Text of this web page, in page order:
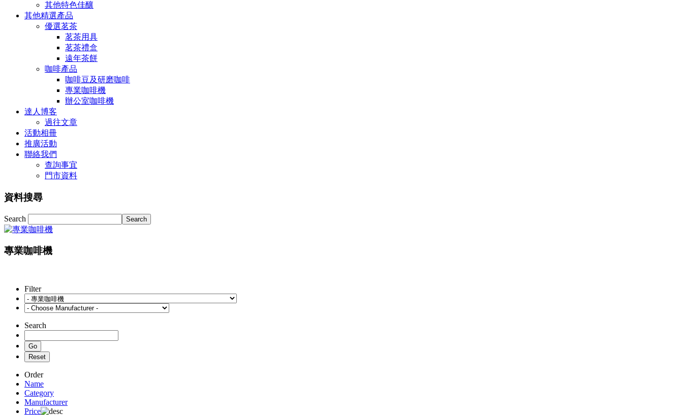
其他特色佳釀
其他精選產品
優選茗茶
茗茶用具
茗茶禮盒
遠年茶餅
咖啡產品
咖啡豆及研磨咖啡
專業咖啡機
辦公室咖啡機
達人博客
過往文章
活動相冊
推廣活動
聯絡我們
查詢事宜
門市資料
資料搜尋
Search
專業咖啡機
Filter
Search
Order
Name
Category
Manufacturer
Price